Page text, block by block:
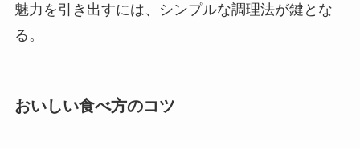
魅力を引き出すには、シンプルな調理法が鍵とな
る。
おいしい食べ方のコツ